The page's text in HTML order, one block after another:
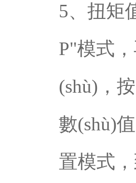
5、
P"模式
(shù)，
數(shù)值
置模式